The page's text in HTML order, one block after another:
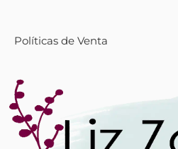
Políticas de Venta